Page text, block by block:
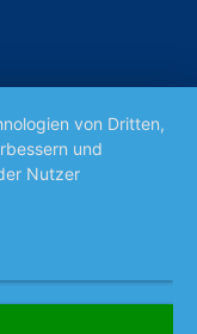
von Dritten,
und
Nutzer